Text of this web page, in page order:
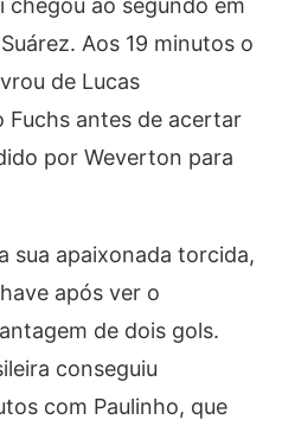
chegou ao segundo em
Aos 19 minutos o
de Lucas
Fuchs antes de acertar
por Weverton para
sua apaixonada torcida,
após ver o
de dois gols.
conseguiu
com Paulinho, que